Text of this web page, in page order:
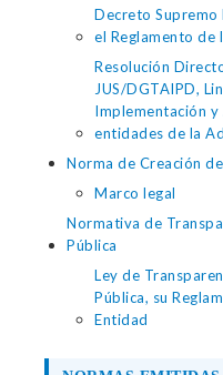
Decreto Supremo
el Reglamento de
Resolución
JUS/DGTAIPD,
Implementación y
entidades de la
Norma de Creación
Marco legal
Normativa de
Pública
Ley de
Pública, su
Entidad